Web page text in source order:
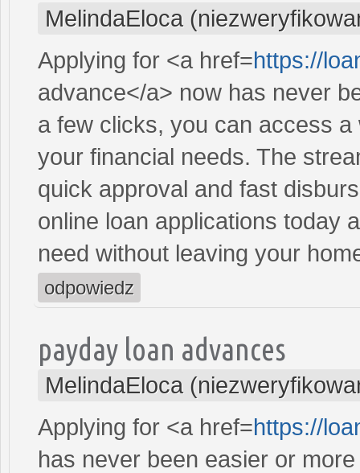
MelindaEloca
Applying for <a href=https://
advance</a> now has never
a few clicks, you can access
your financial needs. The
quick approval and fast
online loan applications today
need without leaving your
odpowiedz
payday loan advances
MelindaEloca
Applying for <a href=https://
has never been easier or